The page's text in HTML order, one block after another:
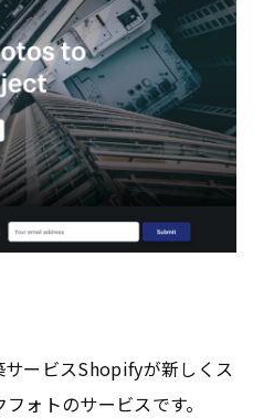
サービスShopifyが新しくス
ォトのサービスです。